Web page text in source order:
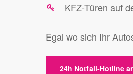
KFZ-Türen auf
Egal wo sich Ihr
24h Notfall-Hotline